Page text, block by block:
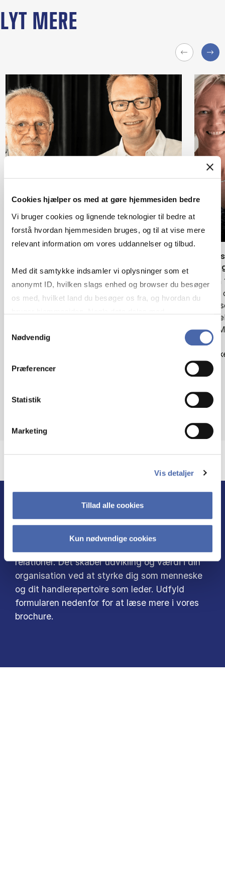
Cookies hjælper os med at gøre hjemmesiden bedre
Vi bruger cookies og lignende teknologier til bedre at
forstå hvordan hjemmesiden bruges, og til at vise mere
relevant information om vores uddannelser og tilbud.
Med dit samtykke indsamler vi oplysninger som et
anonymt ID, hvilken slags enhed og browser du besøger
os med, hvilket land du besøger os fra, og hvordan du
markedsføring. Du bestemmer selv - og kan altid trække
Nødvendig
Præferencer
Statistik
Marketing
Vis detaljer
Tillad alle cookies
Kun nødvendige cookies
LYT MERE
valg på hyl­der­ne?
Sæson 1, afsnit 1: Det første afsnit af
Lederløftet handler om ledelse og styring. I
samtalen deltager professor, Dr.merc. Jan
Se artikel
tet i
Sæson
ledelse
Anne-
Se
LEDELSE I RELATIONER
relationer. Det skaber udvikling og værdi i din
organisation ved at styrke dig som menneske
og dit handlerepertoire som leder. Udfyld
formularen nedenfor for at læse mere i vores
brochure.